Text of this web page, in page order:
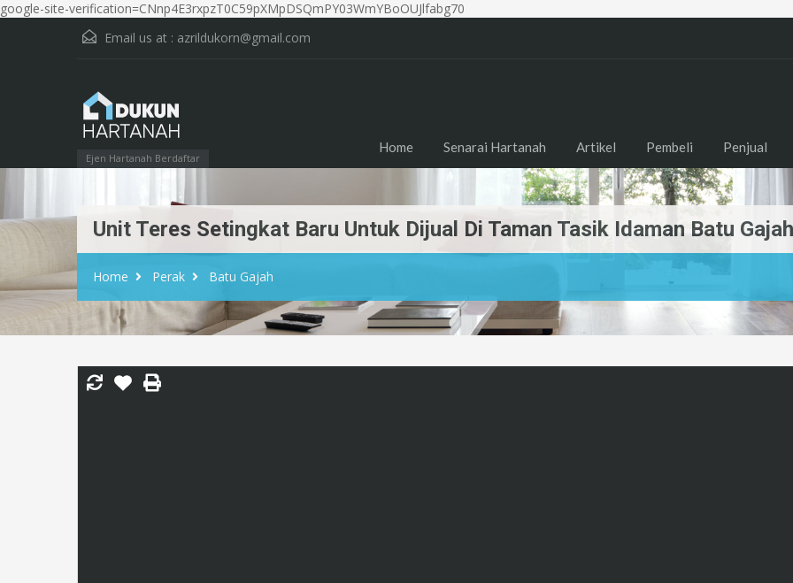
google-site-verification=CNnp4E3rxpzT0C59pXMpDSQmPY03WmYBoOUJlfabg70
Email us at : azrildukorn@gmail.com
Ejen Hartanah Berdaftar
Home Senarai Hartanah Artikel Pembeli Penjual
Unit Teres Setingkat Baru Untuk Dijual Di Taman Tasik Idaman Batu Gajah
Home Perak Batu Gajah